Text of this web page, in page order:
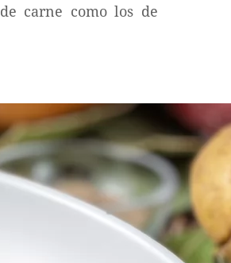
carne como los de